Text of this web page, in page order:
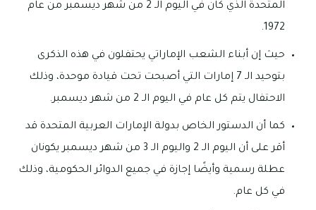
المتحدة الذي كان في اليوم الـ 2 من شهر ديسمبر من عام
1972.
حيث إن أبناء الشعب الإماراتي يحتفلون في هذه الذكرى
بتوحيد الـ 7 إمارات التي أصبحت تحت قيادة موحدة، وذلك
الاحتفال يتم كل عام في اليوم الـ 2 من شهر ديسمبر.
كما أن الدستور الخاص بدولة الإمارات العربية المتحدة قد
أقر على أن اليوم الـ 2 واليوم الـ 3 من شهر ديسمبر يكونان
عطلة رسمية وأيضًا إجازة في جميع الدوائر الحكومية، وذلك
في كل عام.